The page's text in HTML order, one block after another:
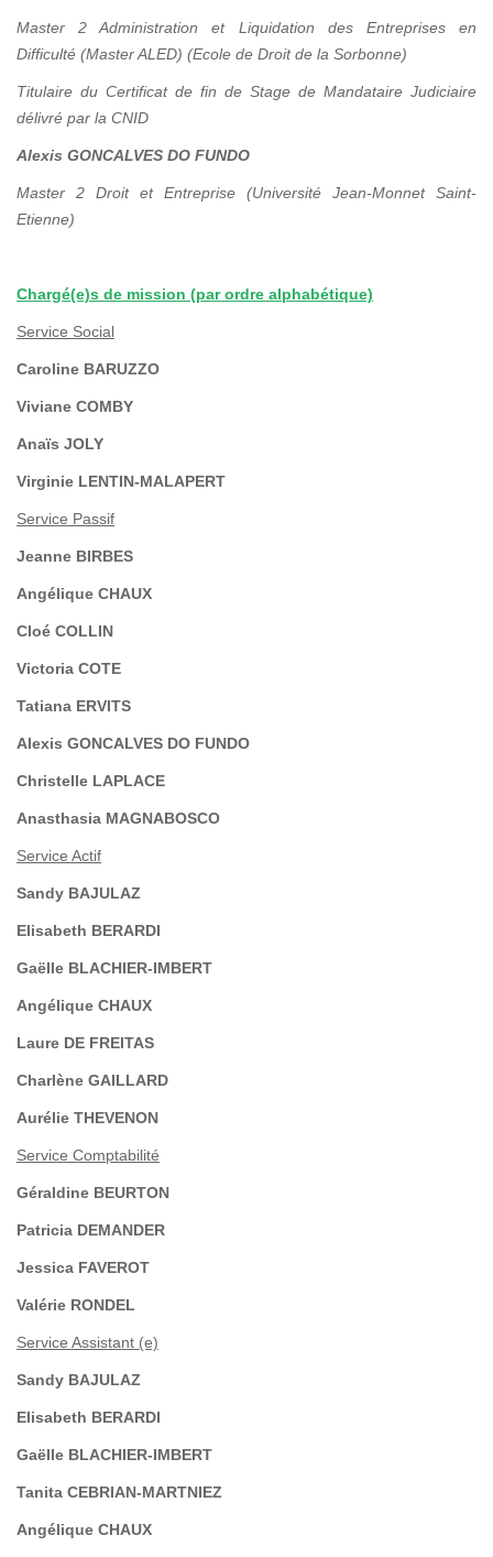
Master 2 Administration et Liquidation des Entreprises en
Difficulté (Master ALED) (Ecole de Droit de la Sorbonne)
Titulaire du Certificat de fin de Stage de Mandataire Judiciaire
délivré par la CNID
Alexis GONCALVES DO FUNDO
Master 2 Droit et Entreprise (Université Jean-Monnet Saint-
Etienne)
Chargé(e)s de mission (par ordre alphabétique)
Service Social
Caroline BARUZZO
Viviane COMBY
Anaïs JOLY
Virginie LENTIN-MALAPERT
Service Passif
Jeanne BIRBES
Angélique CHAUX
Cloé COLLIN
Victoria COTE
Tatiana ERVITS
Alexis GONCALVES DO FUNDO
Christelle LAPLACE
Anasthasia MAGNABOSCO
Service Actif
Sandy BAJULAZ
Elisabeth BERARDI
Gaëlle BLACHIER-IMBERT
Angélique CHAUX
Laure DE FREITAS
Charlène GAILLARD
Aurélie THEVENON
Service Comptabilité
Géraldine BEURTON
Patricia DEMANDER
Jessica FAVEROT
Valérie RONDEL
Service Assistant (e)
Sandy BAJULAZ
Elisabeth BERARDI
Gaëlle BLACHIER-IMBERT
Tanita CEBRIAN-MARTNIEZ
Angélique CHAUX